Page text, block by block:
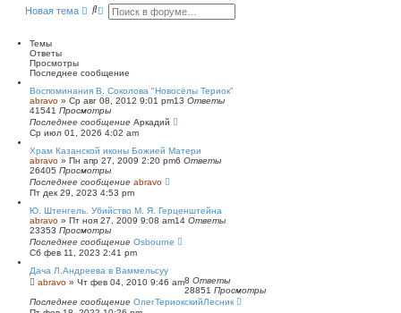
Новая тема
П Р
е
н
ы
й
п
о
и
с
к
Темы
Ответы
Просмотры
Последнее сообщение
Воспоминания В. Соколова "Новосёлы Териок"
abravo » Ср авг 08, 2012 9:01 pm13 Ответы
41541 Просмотры
Последнее сообщение Аркадий
Ср июл 01, 2026 4:02 am
Храм Казанской иконы Божией Матери
abravo » Пн апр 27, 2009 2:20 pm6 Ответы
26405 Просмотры
Последнее сообщение abravo
Пт дек 29, 2023 4:53 pm
Ю. Штенгель. Убийство М. Я. Герценштейна
abravo » Пт ноя 27, 2009 9:08 am14 Ответы
23353 Просмотры
Последнее сообщение Osbourne
Сб фев 11, 2023 2:41 pm
Дача Л.Андреева в Ваммельсуу
abravo » Чт фев 04, 2010 9:46 am8 Ответы
28851 Просмотры
Последнее сообщение ОлегТериокскийЛесник